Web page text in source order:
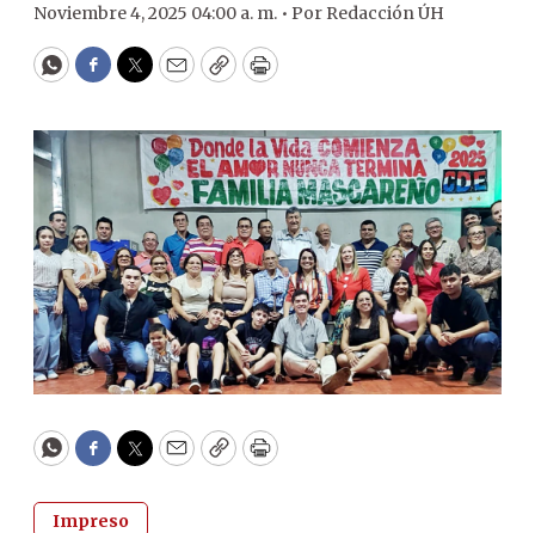
Noviembre 4, 2025 04:00 a. m. • Por Redacción ÚH
WhatsApp
Facebook
Twitter
EmailCopyPrint
WhatsApp
Facebook
Twitter
EmailCopyPrint
Impreso